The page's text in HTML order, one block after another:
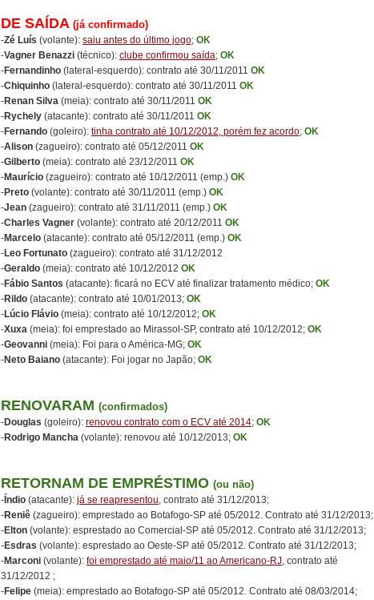
DE SAÍDA (já confirmado)
-Zé Luís (volante): saiu antes do último jogo; OK
-Vagner Benazzi (técnico): clube confirmou saída; OK
-Fernandinho (lateral-esquerdo): contrato até 30/11/2011 OK
-Chiquinho (lateral-esquerdo): contrato até 30/11/2011 OK
-Renan Silva (meia): contrato até 30/11/2011 OK
-Rychely (atacante): contrato até 30/11/2011 OK
-Fernando (goleiro): tinha contrato até 10/12/2012, porém fez acordo; OK
-Alison (zagueiro): contrato até 05/12/2011 OK
-Gilberto (meia): contrato até 23/12/2011 OK
-Maurício (zagueiro): contrato até 10/12/2011 (emp.) OK
-Preto (volante): contrato até 30/11/2011 (emp.) OK
-Jean (zagueiro): contrato até 31/11/2011 (emp.) OK
-Charles Vagner (volante): contrato até 20/12/2011 OK
-Marcelo (atacante): contrato até 05/12/2011 (emp.) OK
-Leo Fortunato (zagueiro): contrato até 31/12/2012
-Geraldo (meia): contrato até 10/12/2012 OK
-Fábio Santos (atacante): ficará no ECV até finalizar tratamento médico; OK
-Rildo (atacante): contrato até 10/01/2013; OK
-Lúcio Flávio (meia): contrato até 10/12/2012; OK
-Xuxa (meia): foi emprestado ao Mirassol-SP, contrato até 10/12/2012; OK
-Geovanni (meia): Foi para o América-MG; OK
-Neto Baiano (atacante): Foi jogar no Japão; OK
RENOVARAM (confirmados)
-Douglas (goleiro): renovou contrato com o ECV até 2014; OK
-Rodrigo Mancha (volante): renovou até 10/12/2013; OK
RETORNAM DE EMPRÉSTIMO (ou não)
- Índio (atacante): já se reapresentou, contrato até 31/12/2013;
-Reniê (zagueiro): emprestado ao Botafogo-SP até 05/2012. Contrato até 31/12/2013;
-Elton (volante): esprestado ao Comercial-SP até 05/2012. Contrato até 31/12/2013;
-Esdras (volante): esprestado ao Oeste-SP até 05/2012. Contrato até 31/12/2013;
-Marconi (volante): foi emprestado até maio/11 ao Americano-RJ, contrato até
31/12/2012 ;
-Felipe (meia): emprestado ao Botafogo-SP até 05/2012. Contrato até 08/03/2014;